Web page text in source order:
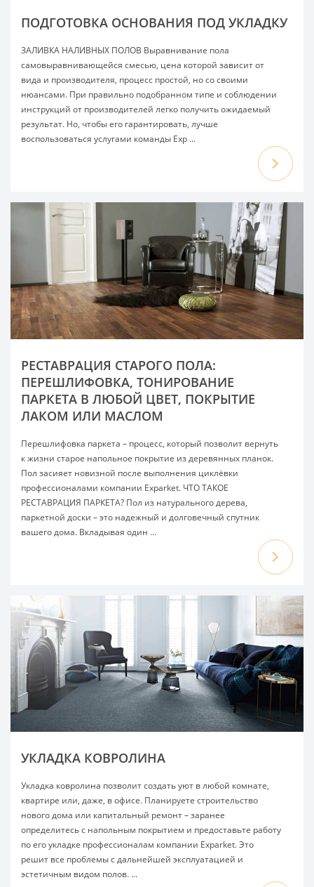
ПОДГОТОВКА ОСНОВАНИЯ ПОД УКЛАДКУ
ЗАЛИВКА НАЛИВНЫХ ПОЛОВ Выравнивание пола
самовыравнивающейся смесью, цена которой зависит от
вида и производителя, процесс простой, но со своими
нюансами. При правильно подобранном типе и соблюдении
инструкций от производителей легко получить ожидаемый
результат. Но, чтобы его гарантировать, лучше
воспользоваться услугами команды Exp ...
РЕСТАВРАЦИЯ СТАРОГО ПОЛА:
ПЕРЕШЛИФОВКА, ТОНИРОВАНИЕ
ПАРКЕТА В ЛЮБОЙ ЦВЕТ, ПОКРЫТИЕ
ЛАКОМ ИЛИ МАСЛОМ
Перешлифовка паркета – процесс, который позволит вернуть
к жизни старое напольное покрытие из деревянных планок.
Пол засияет новизной после выполнения циклёвки
профессионалами компании Exparket. ЧТО ТАКОЕ
РЕСТАВРАЦИЯ ПАРКЕТА? Пол из натурального дерева,
паркетной доски – это надежный и долговечный спутник
вашего дома. Вкладывая один ...
УКЛАДКА КОВРОЛИНА
Укладка ковролина позволит создать уют в любой комнате,
квартире или, даже, в офисе. Планируете строительство
нового дома или капитальный ремонт – заранее
определитесь с напольным покрытием и предоставьте работу
по его укладке профессионалам компании Exparket. Это
решит все проблемы с дальнейшей эксплуатацией и
эстетичным видом полов. ...